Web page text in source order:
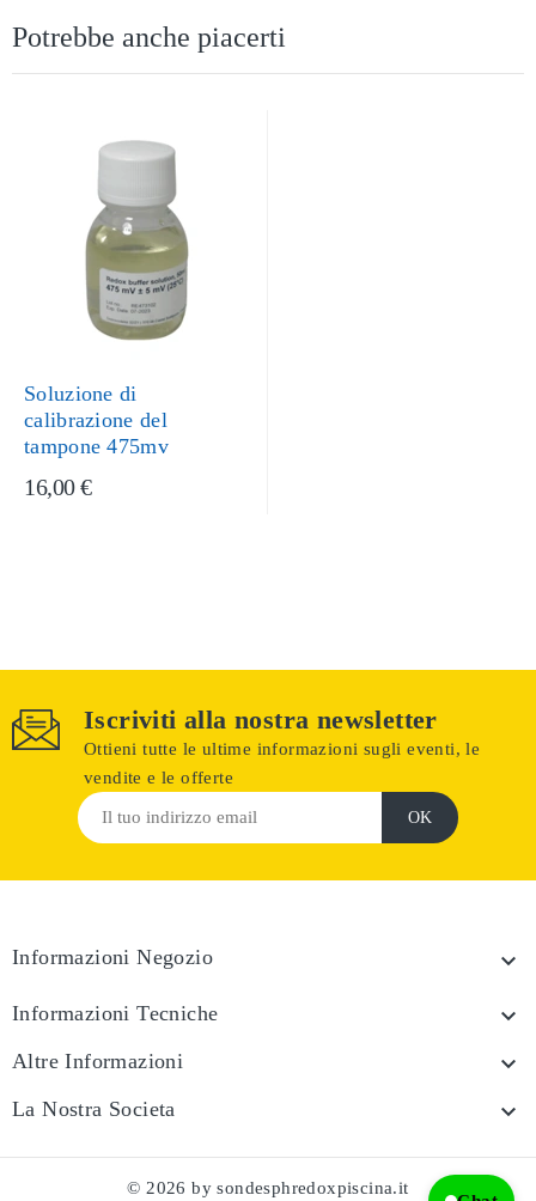
Potrebbe anche piacerti
Soluzione di
calibrazione del
tampone 475mv
16,00 €
Iscriviti alla nostra newsletter
Ottieni tutte le ultime informazioni sugli eventi, le
vendite e le offerte
Informazioni Negozio 
Informazioni Tecniche 
Altre Informazioni 
La Nostra Societa 
© 2026 by sondesphredoxpiscina.it